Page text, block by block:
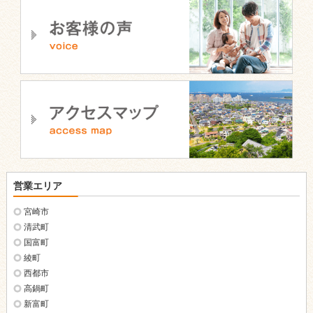
営業エリア
宮崎市
清武町
国富町
綾町
西都市
高鍋町
新富町